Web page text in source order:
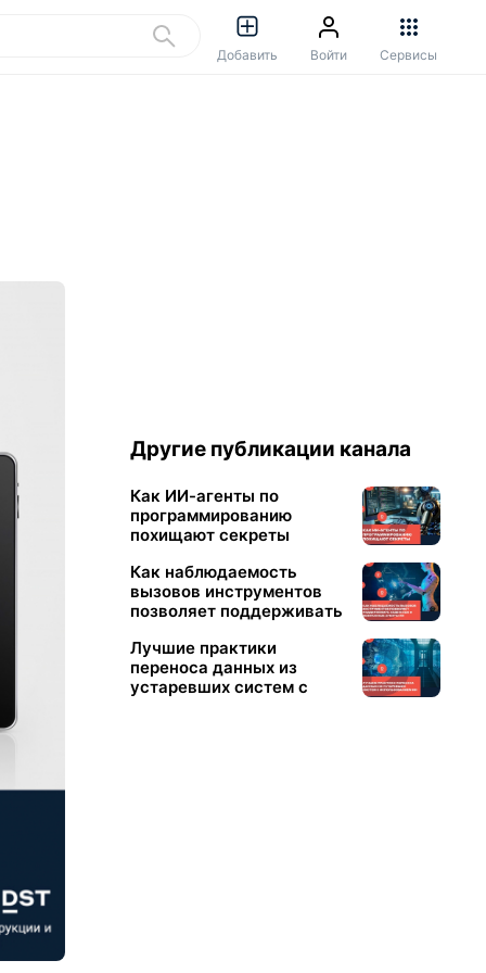
Добавить Войти Сервисы
Другие публикации канала
​Как ИИ-агенты по
программированию
похищают секреты
Как наблюдаемость
вызовов инструментов
позволяет поддерживать
агенты ИИ
Лучшие практики
переноса данных из
устаревших систем с